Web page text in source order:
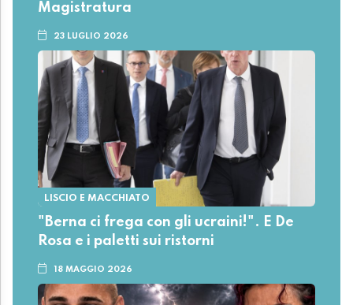
Magistratura
23 LUGLIO 2026
LISCIO E MACCHIATO
"Berna ci frega con gli ucraini!". E De
Rosa e i paletti sui ristorni
18 MAGGIO 2026